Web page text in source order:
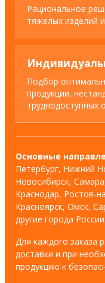
Рациональное
тяжелых изделий
Подбор
продукции,
труднодоступных
Основные
Петербург, Нижний
Новосибирск,
Краснодар, Ростов-
Красноярск, Омск,
другие города России.
Для каждого заказа
доставки и при
продукцию к